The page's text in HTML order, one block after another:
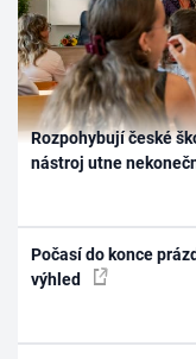
Rozpohybují české
nástroj utne
Počasí do konce
výhled